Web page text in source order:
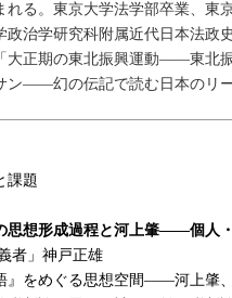
れる。東京大学法学部卒業、東
政治学研究科附属近代日本法政
大正期の東北振興運動――東北
ン――幻の伝記で読む日本のリ
課題
想形成過程と河上肇――個人
者」神戸正雄
をめぐる思想空間――河上肇